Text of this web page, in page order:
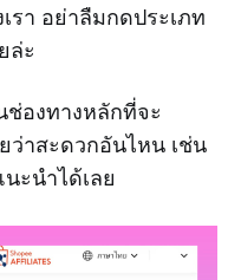
รา อย่าลืมกดประเภท
ล่ะ
ช่องทางหลักที่จะ
ว่าสะดวกอันไหน เช่น
ะนำได้เลย